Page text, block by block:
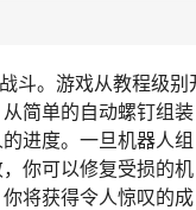
斗。游戏从教程级别
简单的自动螺钉组装
进度。一旦机器人组
你可以修复受损的机
将获得令人惊叹的成